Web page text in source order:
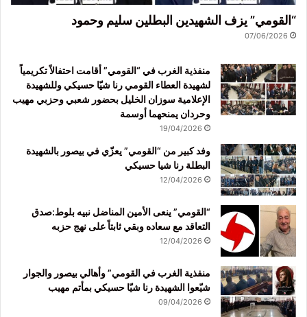
“القومي” يزف الشهيدين البطلين سليم وحمود
07/06/2026
منفذية الغرب في “القومي” أقامت احتفالاً تكريمياً
لشهيدة العطاء القومي رنا شيّا حسيكي وللشهيدة
الإعلامية سوزان الخليل بحضور شعبي وحزبي مهيب
وحردان يمنحهما أوسمة
19/04/2026
وفد كبير من “القومي” يعزّي في بيصور بالشهيدة
البطلة رنا شيا حسيكي
12/04/2026
“القومي” ينعى الأمين المناضل نبيه بلوط:صدق
التعاقد مع سعاده وبقي ثابتاً على نهج حزبه
12/04/2026
منفذية الغرب في القومي” وأهالي بيصور والجوار
شيّعوا الشهيدة رنا شيّا حسيكي بمأتم مهيب
09/04/2026